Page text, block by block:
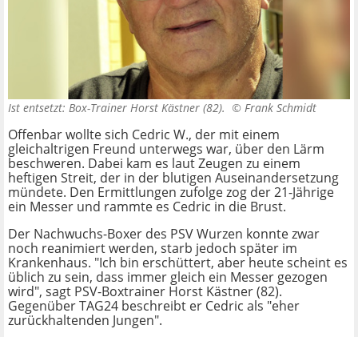
Ist entsetzt: Box-Trainer Horst Kästner (82). © Frank Schmidt
Offenbar wollte sich Cedric W., der mit einem
gleichaltrigen Freund unterwegs war, über den Lärm
beschweren. Dabei kam es laut Zeugen zu einem
heftigen Streit, der in der blutigen Auseinandersetzung
mündete. Den Ermittlungen zufolge zog der 21-Jährige
ein Messer und rammte es Cedric in die Brust.
Der Nachwuchs-Boxer des PSV Wurzen konnte zwar
noch reanimiert werden, starb jedoch später im
Krankenhaus. "Ich bin erschüttert, aber heute scheint es
üblich zu sein, dass immer gleich ein Messer gezogen
wird", sagt PSV-Boxtrainer Horst Kästner (82).
Gegenüber TAG24 beschreibt er Cedric als "eher
zurückhaltenden Jungen".